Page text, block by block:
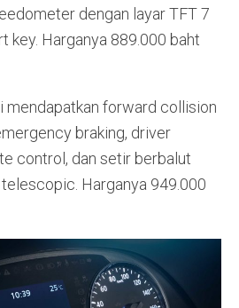
dengan layar TFT 7
key. Harganya 889.000 baht
mendapatkan forward collision
braking, driver
control, dan setir berbalut
Harganya 949.000